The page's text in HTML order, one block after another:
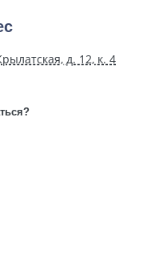
д. 12, к. 4